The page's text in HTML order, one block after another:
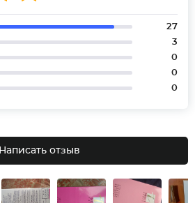
27
3
0
0
0
Написать отзыв